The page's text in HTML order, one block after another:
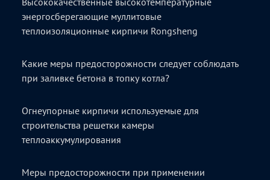
энергосберегающие муллитовые
теплоизоляционные кирпичи Rongsheng
Какие меры предосторожности следует соблюдать
при заливке бетона в топку котла?
Огнеупорные кирпичи используемые для
строительства решетки камеры
теплоаккумулирования
Меры предосторожности при применении